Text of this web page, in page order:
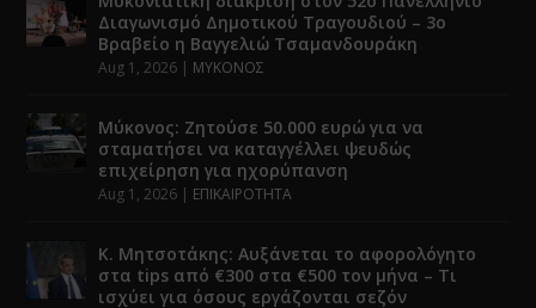
Διαγωνισμό Δημοτικού Τραγουδιού – 3ο
Βραβείο η Βαγγελιώ Τσαμανδουράκη
Aug 1, 2026 | ΜΥΚΟΝΟΣ
Μύκονος: Ζητούσε 50.000 ευρώ για να
σταματήσει να καταγγέλλει ψευδώς
επιχείρηση για ηχορύπανση
Aug 1, 2026 | ΕΠΙΚΑΙΡΟΤΗΤΑ
Κ. Μητσοτάκης: Αυξάνεται το αφορολόγητο
στα tips από €300 στα €500 τον μήνα – Τι
ισχύει για όσους εργάζονται σεζόν